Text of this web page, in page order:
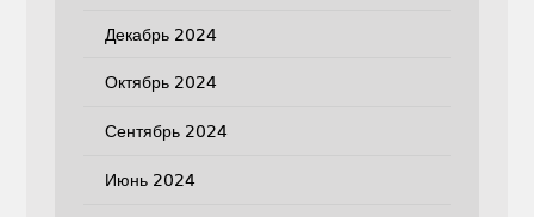
Декабрь 2024
Октябрь 2024
Сентябрь 2024
Июнь 2024